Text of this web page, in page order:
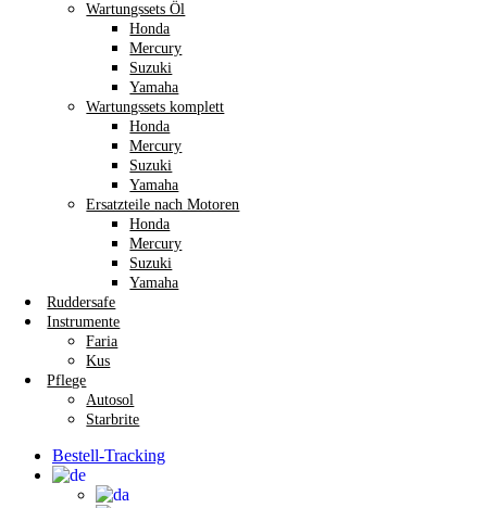
Wartungssets Öl
Honda
Mercury
Suzuki
Yamaha
Wartungssets komplett
Honda
Mercury
Suzuki
Yamaha
Ersatzteile nach Motoren
Honda
Mercury
Suzuki
Yamaha
Ruddersafe
Instrumente
Faria
Kus
Pflege
Autosol
Starbrite
Bestell-Tracking